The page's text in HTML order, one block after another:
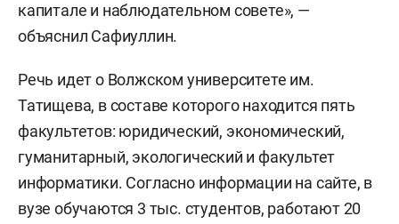
капитале и наблюдательном совете», —
объяснил Сафиуллин.
Речь идет о Волжском университете им.
Татищева, в составе которого находится пять
факультетов: юридический, экономический,
гуманитарный, экологический и факультет
информатики. Согласно информации на сайте, в
вузе обучаются 3 тыс. студентов, работают 20